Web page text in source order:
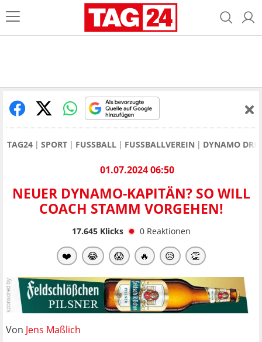
TAG24 SPORT FUSSBALL FUSSBALLVEREIN DYNAMO
01.07.2024 06:50
NEUER DYNAMO-KAPITÄN? SO WILL
COACH STAMM VORGEHEN!
17.645Klicks 0 Reaktionen
❤️ 😂 😱 🔥 😥 👏
Von Jens Maßlich